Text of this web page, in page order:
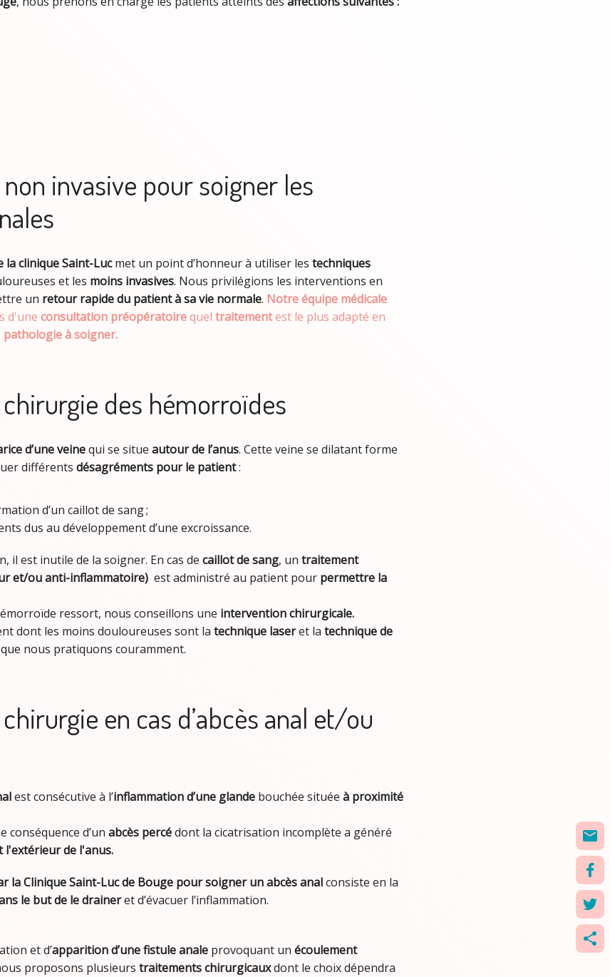
invasive pour soigner les
la clinique Saint-Lucmet un point d’honneur à utiliser les techniques
et les moins invasives. Nous privilégions les interventions en
un retour rapide du patient à sa vie normale. Notre équipe médicale
d'une consultation préopératoirequel traitementest le plus adapté en
pathologie à soigner.
des hémorroïdes
d’une veinequi se situe autour de l’anus. Cette veine se dilatant forme
différents désagréments pour le patient:
d’un caillot de sang ;
dus au développement d’une excroissance.
il est inutile de la soigner. En cas de caillot de sang, un traitement
et/ou anti-inflammatoire) est administré au patient pour permettre la
ressort, nous conseillons une intervention chirurgicale.
dont les moins douloureuses sont la technique laseret la technique de
nous pratiquons couramment.
en cas d’abcès anal et/ou
est consécutive à l’inflammation d’une glande bouchée située à proximité
conséquence d’un abcès percédont la cicatrisation incomplète a généré
de l'anus.
la Clinique Saint-Luc de Bouge pour soigner un abcès analconsiste en la
le but de le draineret d’évacuer l’inflammation.
et d’apparition d’une fistule anale provoquant un écoulement
proposons plusieurs traitements chirurgicauxdont le choix dépendra